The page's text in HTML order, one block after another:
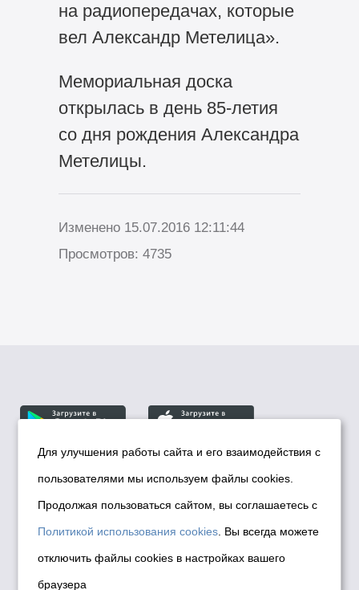
на радиопередачах, которые
вел Александр Метелица».
Мемориальная доска
открылась в день 85-летия
со дня рождения Александра
Метелицы.
Изменено 15.07.2016 12:11:44
Просмотров: 4735
© Департамент информационной политики мэрии
города Новосибирска, 2026
Политика использования Cookies
Политика по обработке персональных
данных в информационных системах
Для улучшения работы сайта и его взаимодействия с
пользователями мы используем файлы cookies.
Продолжая пользоваться сайтом, вы соглашаетесь с
Политикой использования cookies . Вы всегда можете
отключить файлы cookies в настройках вашего
браузера